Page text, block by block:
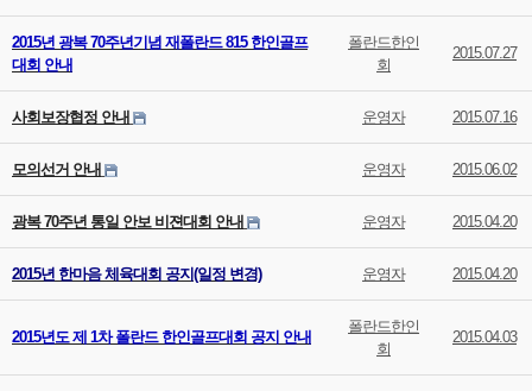
2015년 광복 70주년기념 재폴란드 815 한인골프
대회 안내
폴란드한인
회
2015.07.27
사회보장협정 안내 운영자 2015.07.16
모의선거 안내 운영자 2015.06.02
광복 70주년 통일 안보 비젼대회 안내 운영자 2015.04.20
2015년 한마음 체육대회 공지(일정 변경) 운영자 2015.04.20
2015년도 제 1차 폴란드 한인골프대회 공지 안내
폴란드한인
회
2015.04.03